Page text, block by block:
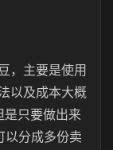
，主要是使用
以及成本大概
只要做出来
以分成多份卖